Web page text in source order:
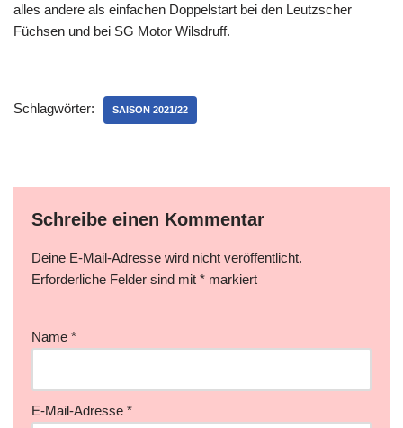
alles andere als einfachen Doppelstart bei den Leutzscher
Füchsen und bei SG Motor Wilsdruff.
Schlagwörter: SAISON 2021/22
Schreibe einen Kommentar
Deine E-Mail-Adresse wird nicht veröffentlicht.
Erforderliche Felder sind mit * markiert
Name *
E-Mail-Adresse *